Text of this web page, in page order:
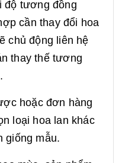
độ tương đồng
cần thay đổi hoa
chủ động liên hệ
thay thế tương
hoặc đơn hàng
loại hoa lan khác
giống mẫu.